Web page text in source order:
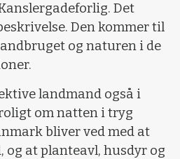
Det
Den kommer til
og naturen i de
landmand også i
om natten i tryg
bliver ved med at
at planteavl, husdyr og